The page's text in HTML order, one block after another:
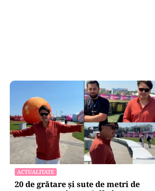
ACTUALITATE
20 de grătare și sute de metri de